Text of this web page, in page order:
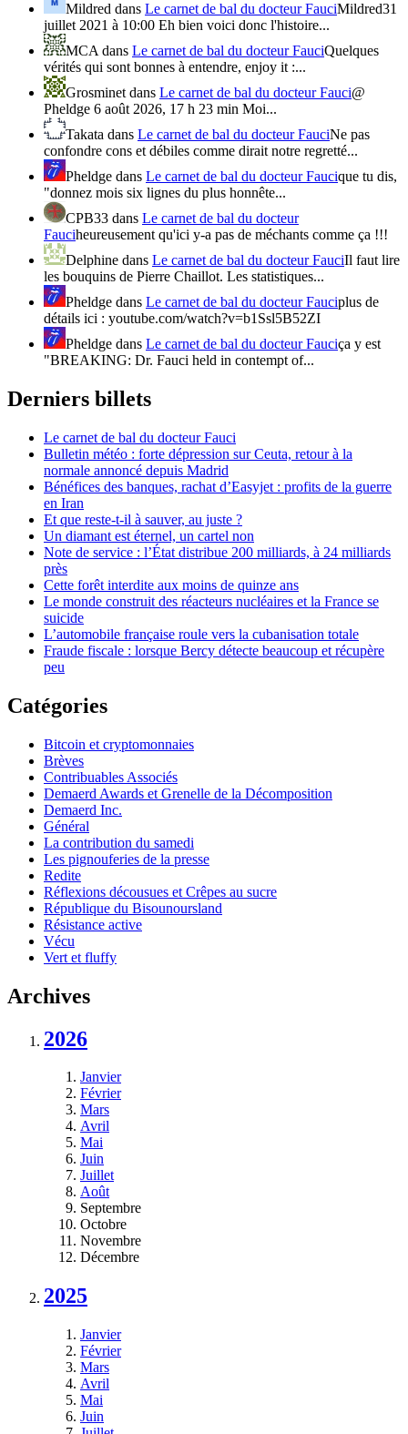
Mildred dans Le carnet de bal du docteur FauciMildred31
juillet 2021 à 10:00 Eh bien voici donc l'histoire...
MCA dans Le carnet de bal du docteur FauciQuelques
vérités qui sont bonnes à entendre, enjoy it :...
Grosminet dans Le carnet de bal du docteur Fauci@
Pheldge 6 août 2026, 17 h 23 min Moi...
Takata dans Le carnet de bal du docteur FauciNe pas
confondre cons et débiles comme dirait notre regretté...
Pheldge dans Le carnet de bal du docteur Faucique tu dis,
"donnez mois six lignes du plus honnête...
CPB33 dans Le carnet de bal du docteur
Fauciheureusement qu'ici y-a pas de méchants comme ça !!!
Delphine dans Le carnet de bal du docteur FauciIl faut lire
les bouquins de Pierre Chaillot. Les statistiques...
Pheldge dans Le carnet de bal du docteur Fauciplus de
détails ici : youtube.com/watch?v=b1Ssl5B52ZI
Pheldge dans Le carnet de bal du docteur Fauciça y est
"BREAKING: Dr. Fauci held in contempt of...
Derniers billets
Le carnet de bal du docteur Fauci
Bulletin météo : forte dépression sur Ceuta, retour à la
normale annoncé depuis Madrid
Bénéfices des banques, rachat d’Easyjet : profits de la guerre
en Iran
Et que reste-t-il à sauver, au juste ?
Un diamant est éternel, un cartel non
Note de service : l’État distribue 200 milliards, à 24 milliards
près
Cette forêt interdite aux moins de quinze ans
Le monde construit des réacteurs nucléaires et la France se
suicide
L’automobile française roule vers la cubanisation totale
Fraude fiscale : lorsque Bercy détecte beaucoup et récupère
peu
Catégories
Bitcoin et cryptomonnaies
Brèves
Contribuables Associés
Demaerd Awards et Grenelle de la Décomposition
Demaerd Inc.
Général
La contribution du samedi
Les pignouferies de la presse
Redite
Réflexions décousues et Crêpes au sucre
République du Bisounoursland
Résistance active
Vécu
Vert et fluffy
Archives
2026
Janvier
Février
Mars
Avril
Mai
Juin
Juillet
Août
Septembre
Octobre
Novembre
Décembre
2025
Janvier
Février
Mars
Avril
Mai
Juin